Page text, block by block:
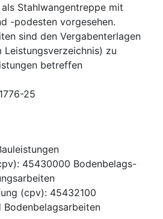
Stahlwangentreppe mit
-podesten vorgesehen.
sind den Vergabenterlagen
Leistungsverzeichnis) zu
betreffen
25
): 45430000 Bodenbelags-
(cpv): 45432100
Bodenbelagsarbeiten